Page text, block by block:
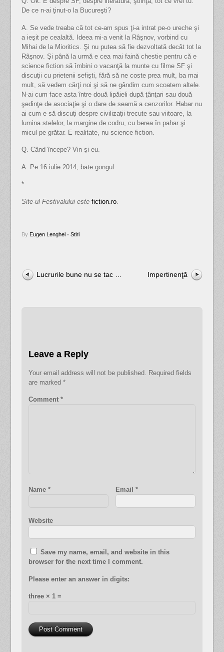
De ce n-ai ţinut-o la Bucureşti?
A. Se vede treaba că tot ce-am spus ţi-a intrat pe-o ureche şi
a ieşit pe cealaltă. Ideea mi-a venit la Râşnov, vorbind cu
Mihai de la Mioritics. Şi nu putea să fie dezvoltată decât tot la
Râşnov. Şi până la urmă e cea mai faină chestie pentru că e
science fiction să îmbini o vacanţă la munte cu filme SF şi
discuţii cu prietenii sefişti, fără să ne coste prea mult, ba mai
mult, să vedem cărţi noi şi să ne gândim cum scoatem altele.
N-ai cum face asta între două lipăieli după ţânţari sau două
şedinţe de asociaţie şi o dare de seamă a cenzorilor. Habar nu
ai cum e să discuţi despre civilizaţii trecute sau viitoare, la
lumina stelelor, la margine de codru, cu berea în pahar şi
micul pe grătar. E realitate, nu science fiction.
Q. Când începe? Vin şi eu.
A. Pe 16 iulie 2014, bate gongul.
*
Site-ul Festivalului este fiction.ro.
By Eugen Lenghel• Stiri
Lucrurile bune nu se tac … Impertinenţă
Leave a Reply
Your email address will not be published.
Required fields
are marked*
Comment*
Name* Email *
Website
Save my name, email, and website in this
browser for the next time I comment.
Please enter an answer in digits:
three × 1 =